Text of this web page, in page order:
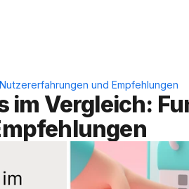
und Empfehlungen
im Vergleich: